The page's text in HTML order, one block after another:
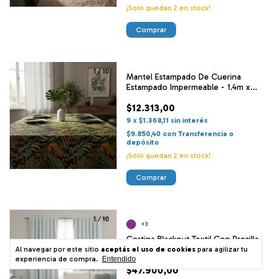
Al navegar por este sitio aceptás el uso de cookies para agilizar tu
experiencia de compra.
Entendido
¡Solo quedan 2 en stock!
Comprar
1/10
Mantel Estampado De Cuerina
Estampado Impermeable - 1.4m x
$12.313,00
9 x $1.368,11 sin interés
$9.850,40 con Transferencia o
depósito
¡Solo quedan 2 en stock!
Comprar
1/10
Cortina Blackout Textil Con Presilla
Escondida - 140 X 210cm
$47.900,00
+3